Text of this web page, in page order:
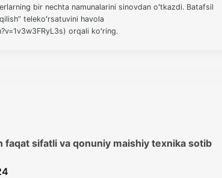
bir nechta namunalarini sinovdan oʻtkazdi. Batafsil
telekoʻrsatuvini havola
orqali koʻring.
faqat sifatli va qonuniy maishiy texnika sotib